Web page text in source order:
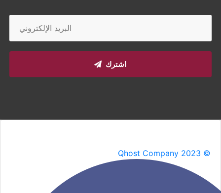
اشترك
Qhost Company 2023 ©